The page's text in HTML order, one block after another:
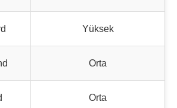
Yüksek
Orta
Orta